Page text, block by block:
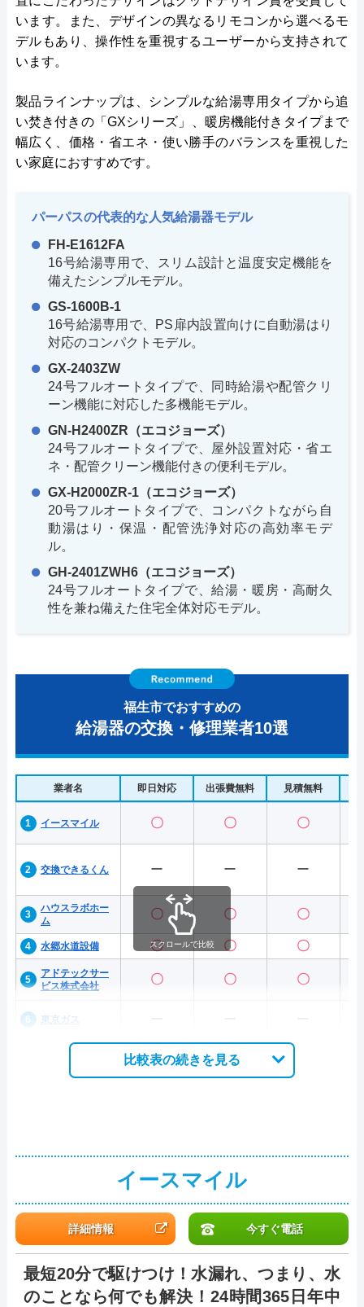
います。また、デザインの異なるリモコンから選べるモ
デルもあり、操作性を重視するユーザーから支持されて
います。
製品ラインナップは、シンプルな給湯専用タイプから追
い焚き付きの「GXシリーズ」、暖房機能付きタイプまで
幅広く、価格・省エネ・使い勝手のバランスを重視した
い家庭におすすめです。
パーパスの代表的な人気給湯器モデル
FH-E1612FA
16号給湯専用で、スリム設計と温度安定機能を
備えたシンプルモデル。
GS-1600B-1
16号給湯専用で、PS扉内設置向けに自動湯はり
対応のコンパクトモデル。
GX-2403ZW
24号フルオートタイプで、同時給湯や配管クリ
ーン機能に対応した多機能モデル。
GN-H2400ZR（エコジョーズ）
24号フルオートタイプで、屋外設置対応・省エ
ネ・配管クリーン機能付きの便利モデル。
GX-H2000ZR-1（エコジョーズ）
20号フルオートタイプで、コンパクトながら自
動湯はり・保温・配管洗浄対応の高効率モデ
ル。
GH-2401ZWH6（エコジョーズ）
24号フルオートタイプで、給湯・暖房・高耐久
性を兼ね備えた住宅全体対応モデル。
福生市でおすすめの
給湯器の交換・修理業者10選
業者名 即日対応 出張費無料 見積無料
イースマイル 〇 〇 〇
交換できるくん ー ー ー
ハウスラボホー
ム
〇 〇 〇
水郷水道設備 〇 〇 〇
アドテックサー
ビス株式会社
〇 〇 〇
東京ガス
スクロールで比較
比較表の続きを見る
イースマイル
詳細情報 今すぐ電話
最短20分で駆けつけ！水漏れ、つまり、水
のことなら何でも解決！24時間365日年中